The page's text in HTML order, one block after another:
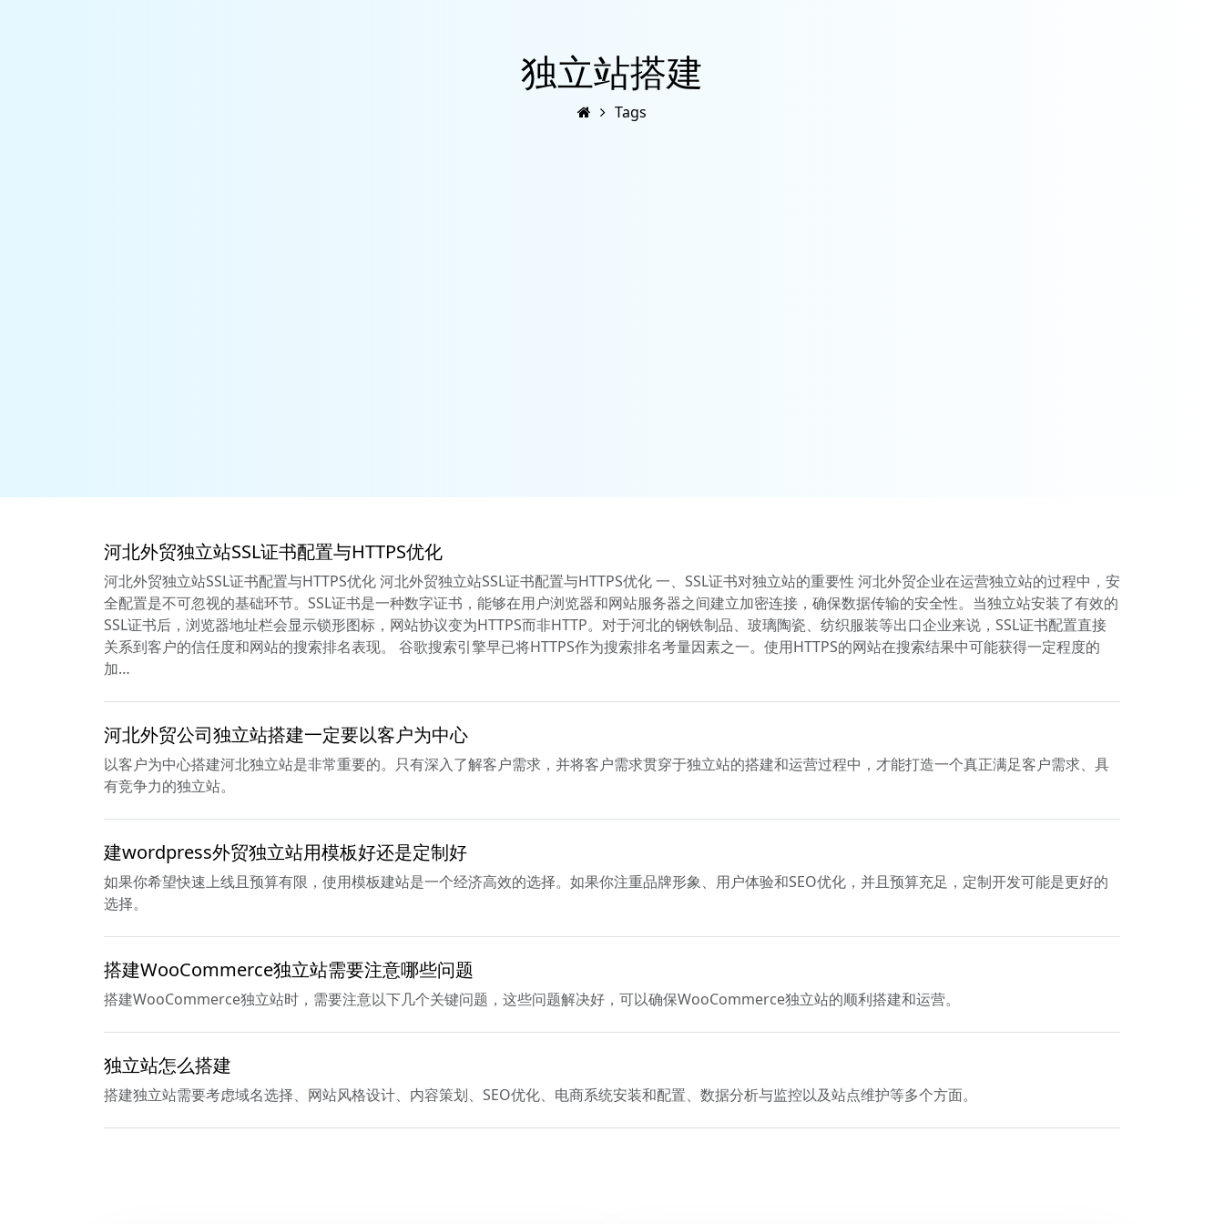
独立站搭建
Tags
河北外贸独立站SSL证书配置与HTTPS优化
河北外贸独立站SSL证书配置与HTTPS优化 河北外贸独立站SSL证书配置与HTTPS优化 一、SSL证书对独立站的重要性 河北外贸企业在运营独立站的过程中，安
全配置是不可忽视的基础环节。SSL证书是一种数字证书，能够在用户浏览器和网站服务器之间建立加密连接，确保数据传输的安全性。当独立站安装了有效的
SSL证书后，浏览器地址栏会显示锁形图标，网站协议变为HTTPS而非HTTP。对于河北的钢铁制品、玻璃陶瓷、纺织服装等出口企业来说，SSL证书配置直接
关系到客户的信任度和网站的搜索排名表现。 谷歌搜索引擎早已将HTTPS作为搜索排名考量因素之一。使用HTTPS的网站在搜索结果中可能获得一定程度的
加…
河北外贸公司独立站搭建一定要以客户为中心
以客户为中心搭建河北独立站是非常重要的。只有深入了解客户需求，并将客户需求贯穿于独立站的搭建和运营过程中，才能打造一个真正满足客户需求、具
有竞争力的独立站。
建wordpress外贸独立站用模板好还是定制好
如果你希望快速上线且预算有限，使用模板建站是一个经济高效的选择。如果你注重品牌形象、用户体验和SEO优化，并且预算充足，定制开发可能是更好的
选择。
搭建WooCommerce独立站需要注意哪些问题
搭建WooCommerce独立站时，需要注意以下几个关键问题，这些问题解决好，可以确保WooCommerce独立站的顺利搭建和运营。
独立站怎么搭建
搭建独立站需要考虑域名选择、网站风格设计、内容策划、SEO优化、电商系统安装和配置、数据分析与监控以及站点维护等多个方面。